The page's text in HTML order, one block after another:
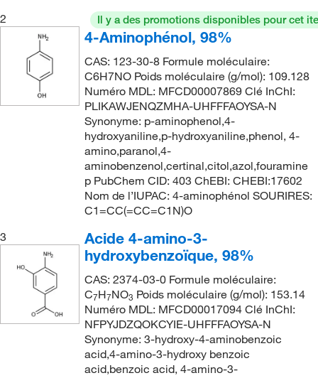
2
Il y a des promotions disponibles pour cet
4-Aminophénol, 98%
CAS: 123-30-8 Formule moléculaire:
C6H7NO Poids moléculaire (g/mol): 109.128
Numéro MDL: MFCD00007869 Clé InChI:
PLIKAWJENQZMHA-UHFFFAOYSA-N
Synonyme: p-aminophenol,4-
hydroxyaniline,p-hydroxyaniline,phenol, 4-
amino,paranol,4-
aminobenzenol,certinal,citol,azol,fouramine
p PubChem CID: 403 ChEBI: CHEBI:17602
Nom de l’IUPAC: 4-aminophénol SOURIRES:
C1=CC(=CC=C1N)O
3
Acide 4-amino-3-
hydroxybenzoïque, 98%
CAS: 2374-03-0 Formule moléculaire:
C7H7NO3 Poids moléculaire (g/mol): 153.14
Numéro MDL: MFCD00017094 Clé InChI:
NFPYJDZQOKCYIE-UHFFFAOYSA-N
Synonyme: 3-hydroxy-4-aminobenzoic
acid,4-amino-3-hydroxy benzoic
acid,benzoic acid, 4-amino-3-